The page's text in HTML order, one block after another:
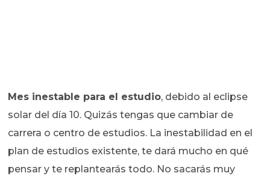
Mes inestable para el estudio, debido al eclipse
solar del día 10. Quizás tengas que cambiar de
carrera o centro de estudios. La inestabilidad en el
plan de estudios existente, te dará mucho en qué
pensar y te replantearás todo. No sacarás muy